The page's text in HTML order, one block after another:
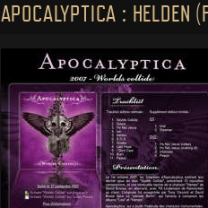
APOCALYPTICA : HELDEN